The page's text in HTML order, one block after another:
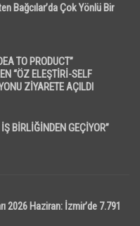
Bağcılar’da Çok Yönlü Bir
TO PRODUCT”
“ÖZ ELEŞTİRİ-SELF
ZİYARETE AÇILDI
BİRLİĞİNDEN GEÇİYOR”
2026 Haziran: İzmir’de 7.791